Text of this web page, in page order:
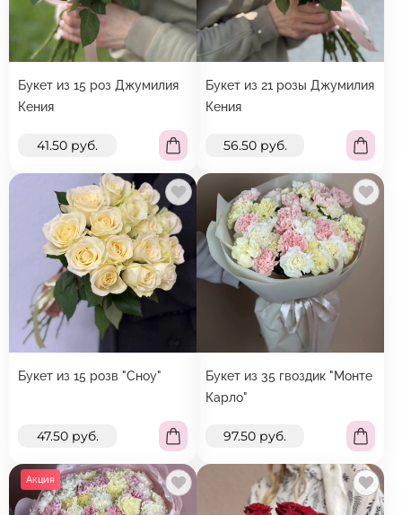
Букет из 15 роз Джумилия
Кения
41.50 руб.
Букет из 21 розы Джумилия
Кения
56.50 руб.
Букет из 15 розв "Сноу"
47.50 руб.
Букет из 35 гвоздик "Монте
Карло"
97.50 руб.
Акция